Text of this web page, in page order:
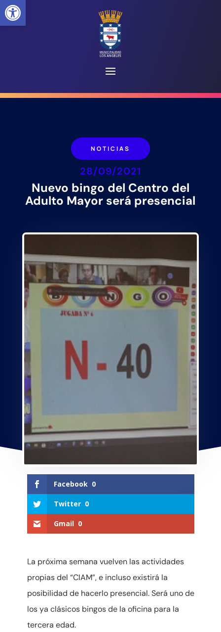
NOTICIAS
28/09/2021
Nuevo bingo del Centro del
Adulto Mayor será presencial
Facebook 0
Twitter 0
Gmail 0
La próxima semana vuelven las actividades
propias del “CIAM”, e incluso existirá la
posibilidad de hacerlo presencial. Será uno de
los ya clásicos bingos de la oficina para la
tercera edad.